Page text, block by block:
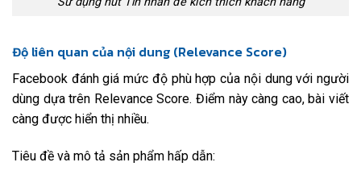
Độ liên quan của nội dung (Relevance Score)
Facebook đánh giá mức độ phù hợp của nội dung với người
dùng dựa trên Relevance Score. Điểm này càng cao, bài viết
càng được hiển thị nhiều.
Tiêu đề và mô tả sản phẩm hấp dẫn: